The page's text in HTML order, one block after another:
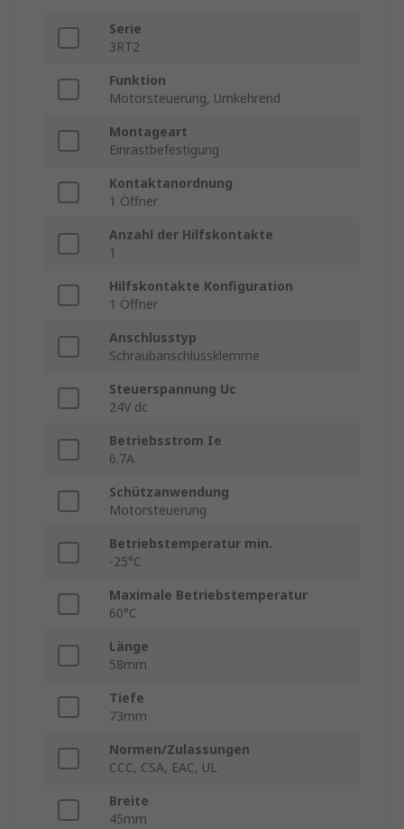
Serie
3RT2
Funktion
Motorsteuerung, Umkehrend
Montageart
Einrastbefestigung
Kontaktanordnung
1 Öffner
Anzahl der Hilfskontakte
1
Hilfskontakte Konfiguration
1 Öffner
Anschlusstyp
Schraubanschlussklemme
Steuerspannung Uc
24V dc
Betriebsstrom Ie
6.7A
Schützanwendung
Motorsteuerung
Betriebstemperatur min.
-25°C
Maximale Betriebstemperatur
60°C
Länge
58mm
Tiefe
73mm
Normen/Zulassungen
CCC, CSA, EAC, UL
Breite
45mm